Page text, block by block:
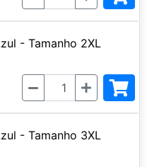
- Tamanho 2XL
Quantidade
- Tamanho 3XL